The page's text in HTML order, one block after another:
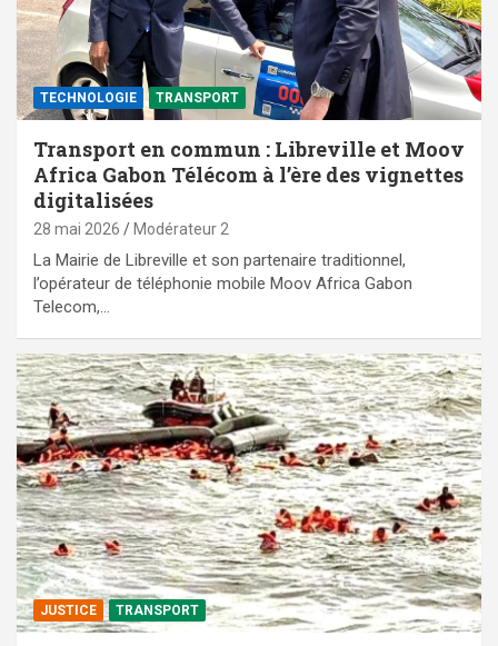
TECHNOLOGIE TRANSPORT
Transport en commun : Libreville et Moov
Africa Gabon Télécom à l’ère des vignettes
digitalisées
28 mai 2026 Modérateur 2
La Mairie de Libreville et son partenaire traditionnel,
l’opérateur de téléphonie mobile Moov Africa Gabon
Telecom,…
JUSTICE TRANSPORT